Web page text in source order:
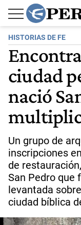
HISTORIAS DE FE
ciudad
nació
Un grupo de
inscripciones
de
San Pedro que
levantada
ciudad bíblica